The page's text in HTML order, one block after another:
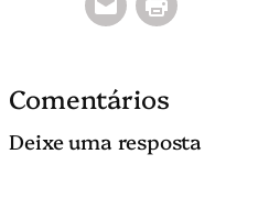
Comentários
Deixe uma resposta